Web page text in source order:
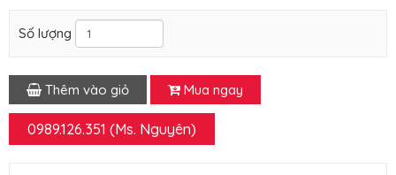
Số lượng
Thêm vào giỏ Mua ngay
0989.126.351 (Ms. Nguyên)